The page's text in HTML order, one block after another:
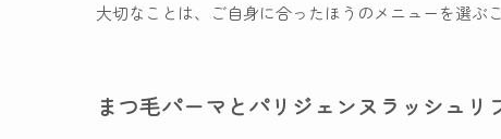
大切なことは、ご自身に合ったほうのメニューを選ぶこ
まつ毛パーマとパリジェンヌラッシュリ